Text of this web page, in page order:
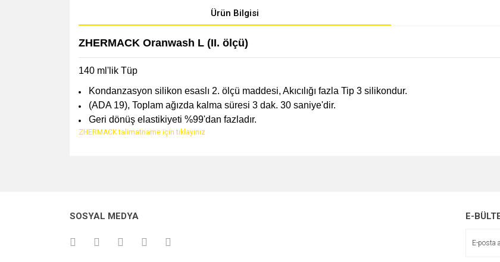
Ürün Bilgisi
ZHERMACK Oranwash L (II. ölçü)
140 ml'lik Tüp
Kondanzasyon silikon esaslı 2. ölçü maddesi, Akıcılığı fazla Tip 3 silikondur.
(ADA 19), Toplam ağızda kalma süresi 3 dak. 30 saniye'dir.
Geri dönüş elastikiyeti %99'dan fazladır.
ZHERMACK talimatname için tıklayınız
SOSYAL MEDYA E-